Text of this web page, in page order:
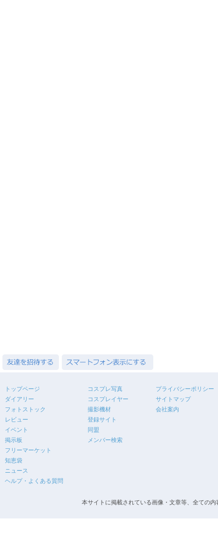
トップページ
ダイアリー
フォトストック
レビュー
イベント
掲示板
フリーマーケット
知恵袋
ニュース
ヘルプ・よくある質問
コスプレ写真
コスプレイヤー
撮影機材
登録サイト
同盟
メンバー検索
プライバシーポリシー
サイトマップ
会社案内
本サイトに掲載されている画像・文章等、全ての